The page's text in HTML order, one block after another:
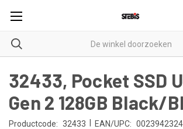
32433, Pocket SSD
Gen 2 128GB Black/
Productcode: 32433 EAN/UPC: